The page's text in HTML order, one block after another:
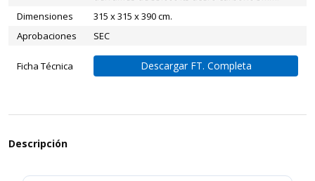
Dimensiones
315 x 315 x 390 cm.
Aprobaciones
SEC
Ficha Técnica Descargar FT. Completa
Descripción